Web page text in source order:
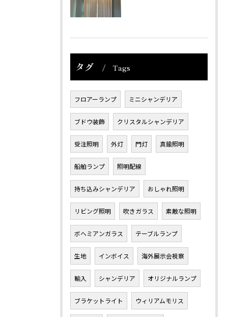
タグ Tags
フロアーランプ ミニシャンデリア
ブドウ装飾 クリスタルシャンデリア
受注照明 外灯 門灯 真鍮照明
船舶ランプ 照明配線
持ち込みシャンデリア おしゃれ照明
リビング照明 吹きガラス 素敵な照明
ボヘミアンガラス テーブルランプ
生地 インボイス 海外展示会視察
輸入 シャンデリア オリジナルランプ
ブラケットライト ウィリアムモリス